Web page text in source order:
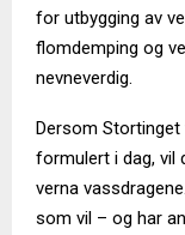
for utbygging av
flomdemping og
nevneverdig.
Dersom
formulert i dag, vil
verna
som vil – og har